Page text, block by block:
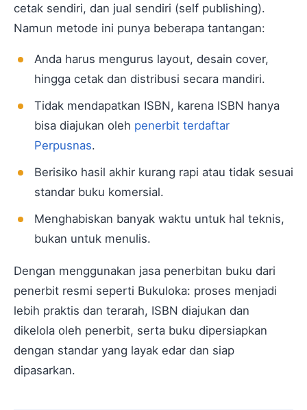
cetak sendiri, dan jual sendiri (self publishing).
Namun metode ini punya beberapa tantangan:
Anda harus mengurus layout, desain cover,
hingga cetak dan distribusi secara mandiri.
Tidak mendapatkan ISBN, karena ISBN hanya
bisa diajukan oleh penerbit terdaftar
Perpusnas.
Berisiko hasil akhir kurang rapi atau tidak sesuai
standar buku komersial.
Menghabiskan banyak waktu untuk hal teknis,
bukan untuk menulis.
Dengan menggunakan jasa penerbitan buku dari
penerbit resmi seperti Bukuloka: proses menjadi
lebih praktis dan terarah, ISBN diajukan dan
dikelola oleh penerbit, serta buku dipersiapkan
dengan standar yang layak edar dan siap
dipasarkan.